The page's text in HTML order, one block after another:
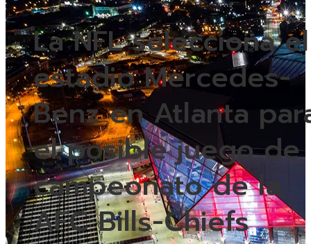
La NFL selecciona el
estadio Mercedes-
Benz en Atlanta
el posible juego de
campeonato de la
AFC Bills-Chiefs